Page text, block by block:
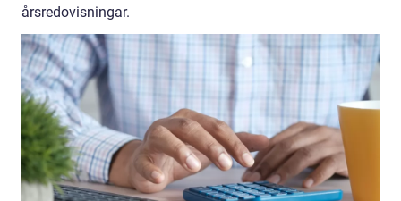
årsredovisningar.